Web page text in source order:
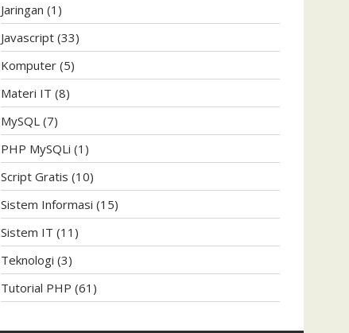
Jaringan (1)
Javascript (33)
Komputer (5)
Materi IT (8)
MySQL (7)
PHP MySQLi (1)
Script Gratis (10)
Sistem Informasi (15)
Sistem IT (11)
Teknologi (3)
Tutorial PHP (61)